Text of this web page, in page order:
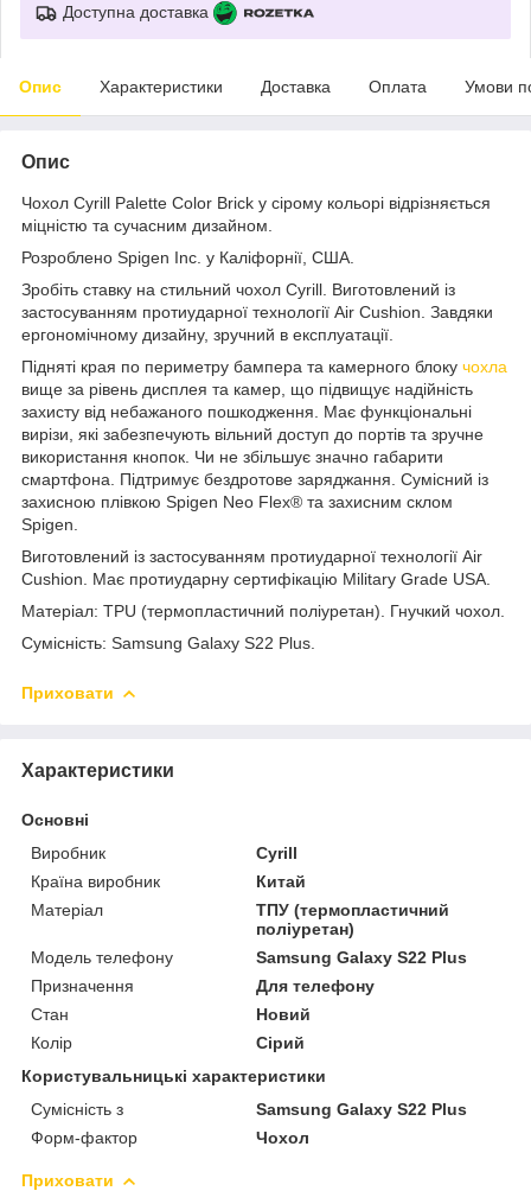
Доступна доставка
Опис Характеристики Доставка Оплата Умови
Опис
Чохол Cyrill Palette Color Brick у сірому кольорі відрізняється
міцністю та сучасним дизайном.
Розроблено Spigen Inc. у Каліфорнії, США.
Зробіть ставку на стильний чохол Cyrill. Виготовлений із
застосуванням протиударної технології Air Cushion. Завдяки
ергономічному дизайну, зручний в експлуатації.
Підняті края по периметру бампера та камерного блоку чохла
вище за рівень дисплея та камер, що підвищує надійність
захисту від небажаного пошкодження. Має функціональні
вирізи, які забезпечують вільний доступ до портів та зручне
використання кнопок. Чи не збільшує значно габарити
смартфона. Підтримує бездротове заряджання. Сумісний із
захисною плівкою Spigen Neo Flex® та захисним склом
Spigen.
Виготовлений із застосуванням протиударної технології Air
Cushion. Має протиударну сертифікацію Military Grade USA.
Матеріал: TPU (термопластичний поліуретан). Гнучкий чохол.
Сумісність: Samsung Galaxy S22 Plus.
Приховати
Характеристики
Основні
Виробник
Cyrill
Країна виробник
Китай
Матеріал
ТПУ (термопластичний
поліуретан)
Модель телефону
Samsung Galaxy S22 Plus
Призначення
Для телефону
Стан
Новий
Колір
Сірий
Користувальницькі характеристики
Сумісність з
Samsung Galaxy S22 Plus
Форм-фактор
Чохол
Приховати